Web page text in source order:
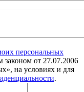
персональных
законом от 27.07.2006
на условиях и для
.